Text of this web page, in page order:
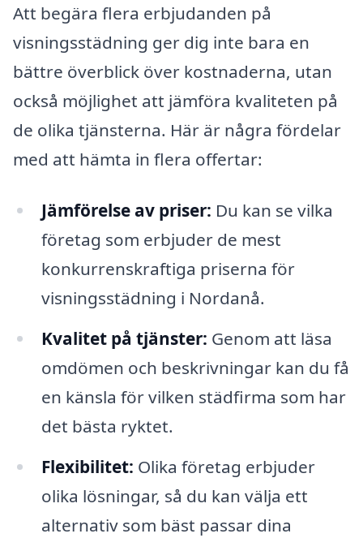
Att begära flera erbjudanden på
visningsstädning ger dig inte bara en
bättre överblick över kostnaderna, utan
också möjlighet att jämföra kvaliteten på
de olika tjänsterna. Här är några fördelar
med att hämta in flera offertar:
Jämförelse av priser: Du kan se vilka
företag som erbjuder de mest
konkurrenskraftiga priserna för
visningsstädning i Nordanå.
Kvalitet på tjänster: Genom att läsa
omdömen och beskrivningar kan du få
en känsla för vilken städfirma som har
det bästa ryktet.
Flexibilitet: Olika företag erbjuder
olika lösningar, så du kan välja ett
alternativ som bäst passar dina